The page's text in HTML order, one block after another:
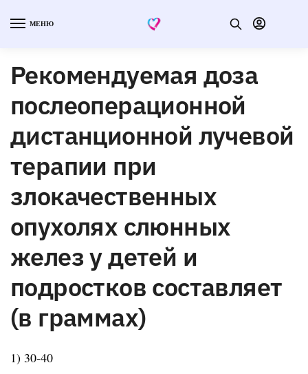
МЕНЮ
Рекомендуемая доза
послеоперационной
дистанционной лучевой
терапии при
злокачественных
опухолях слюнных
желез у детей и
подростков составляет
(в граммах)
1) 30-40